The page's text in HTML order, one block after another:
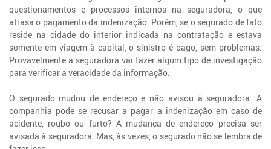
questionamentos e processos internos na seguradora, o que
atrasa o pagamento da indenização. Porém, se o segurado de fato
reside na cidade do interior indicada na contratação e estava
somente em viagem à capital, o sinistro é pago, sem problemas.
Provavelmente a seguradora vai fazer algum tipo de investigação
para verificar a veracidade da informação.
O segurado mudou de endereço e não avisou à seguradora. A
companhia pode se recusar a pagar a indenização em caso de
acidente, roubo ou furto? A mudança de endereço precisa ser
avisada à seguradora. Mas, às vezes, o segurado não se lembra de